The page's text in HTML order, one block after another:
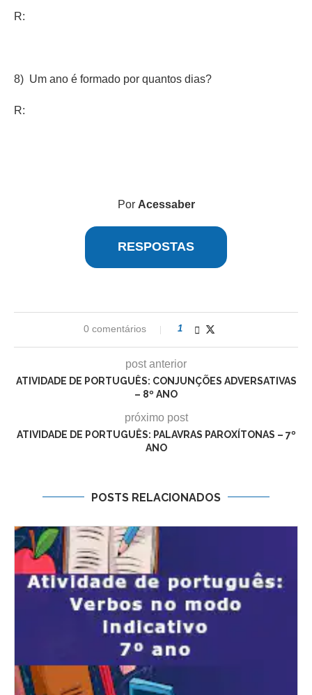
R:
8) Um ano é formado por quantos dias?
R:
Por Acessaber
RESPOSTAS
0 comentários 1
post anterior
ATIVIDADE DE PORTUGUÊS: CONJUNÇÕES ADVERSATIVAS
– 8º ANO
próximo post
ATIVIDADE DE PORTUGUÊS: PALAVRAS PAROXÍTONAS – 7º
ANO
POSTS RELACIONADOS